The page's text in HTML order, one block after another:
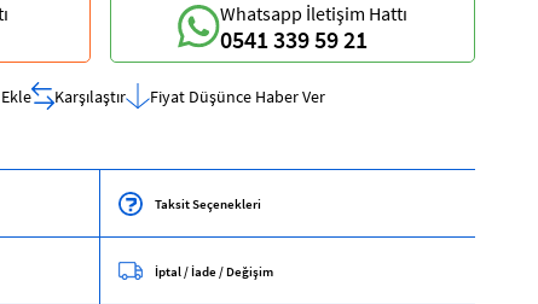
Whatsapp İletişim Hattı
0541 339 59 21
Karşılaştır Fiyat Düşünce Haber Ver
Taksit Seçenekleri
İptal / İade / Değişim